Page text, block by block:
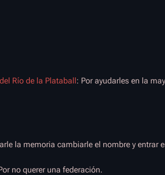
Río de la Plataball: Por ayudarles en la
la memoria cambiarle el nombre y entrar
no querer una federación.